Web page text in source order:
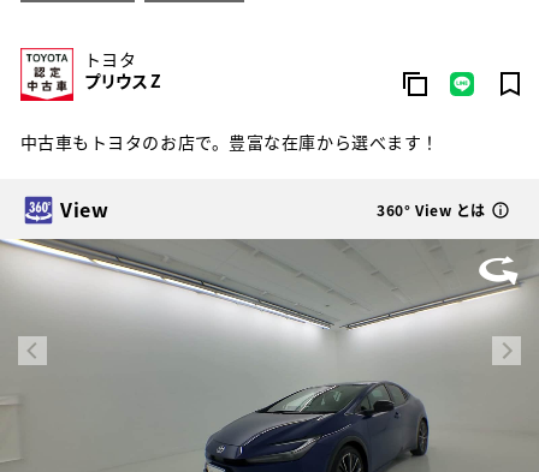
トヨタ
プリウス Z
中古車もトヨタのお店で。豊富な在庫から選べます！
View 360° View とは